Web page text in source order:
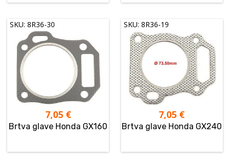
SKU: 8R36-30
7,05 €
Brtva glave Honda GX160
SKU: 8R36-19
7,05 €
Brtva glave Honda GX240